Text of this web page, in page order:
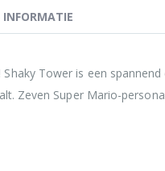
Shaky Tower is een
Zeven Super Mario-
INFORMATIE